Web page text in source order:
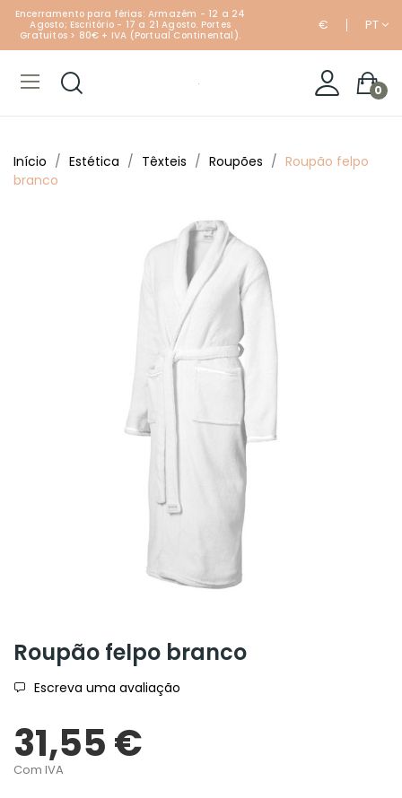
Encerramento para férias: Armazém - 12 a 24
Agosto; Escritório - 17 a 21 Agosto. Portes
Gratuitos > 80€ + IVA (Portual Continental).
€ PT
0
Início Estética Têxteis Roupões
Roupão felpo
branco
Roupão felpo branco
Escreva uma avaliação
31,55 €
Com IVA